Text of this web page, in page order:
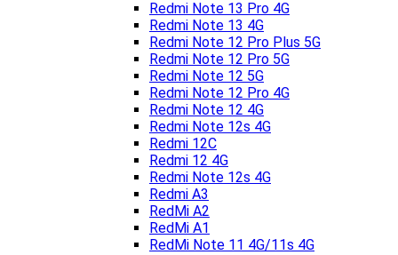
Redmi Note 13 Pro 4G
Redmi Note 13 4G
Redmi Note 12 Pro Plus 5G
Redmi Note 12 Pro 5G
Redmi Note 12 5G
Redmi Note 12 Pro 4G
Redmi Note 12 4G
Redmi Note 12s 4G
Redmi 12C
Redmi 12 4G
Redmi Note 12s 4G
Redmi A3
RedMi A2
RedMi A1
RedMi Note 11 4G/11s 4G